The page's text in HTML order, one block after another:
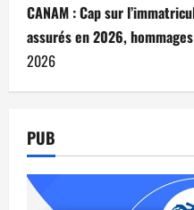
CANAM : Cap sur
assurés en 2026,
2026
PUB